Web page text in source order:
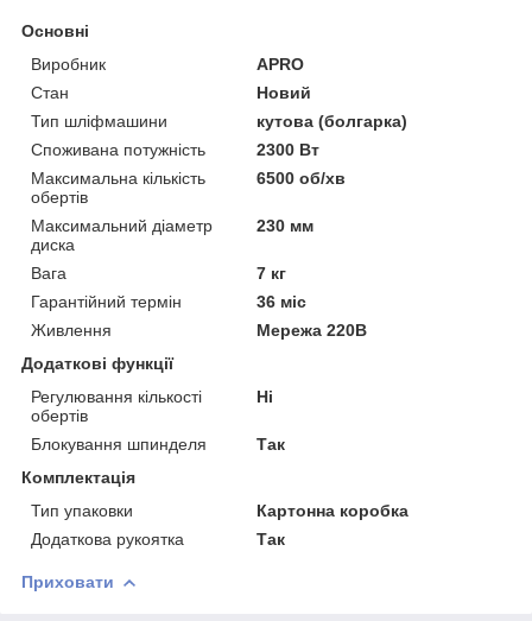
Основні
Виробник
APRO
Стан
Новий
Тип шліфмашини
кутова (болгарка)
Споживана потужність
2300 Вт
Максимальна кількість
обертів
6500 об/хв
Максимальний діаметр
диска
230 мм
Вага
7 кг
Гарантійний термін
36 міс
Живлення
Мережа 220В
Додаткові функції
Регулювання кількості
обертів
Ні
Блокування шпинделя
Так
Комплектація
Тип упаковки
Картонна коробка
Додаткова рукоятка
Так
Приховати